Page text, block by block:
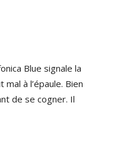
Blue signale la
à l’épaule. Bien
de se cogner. Il